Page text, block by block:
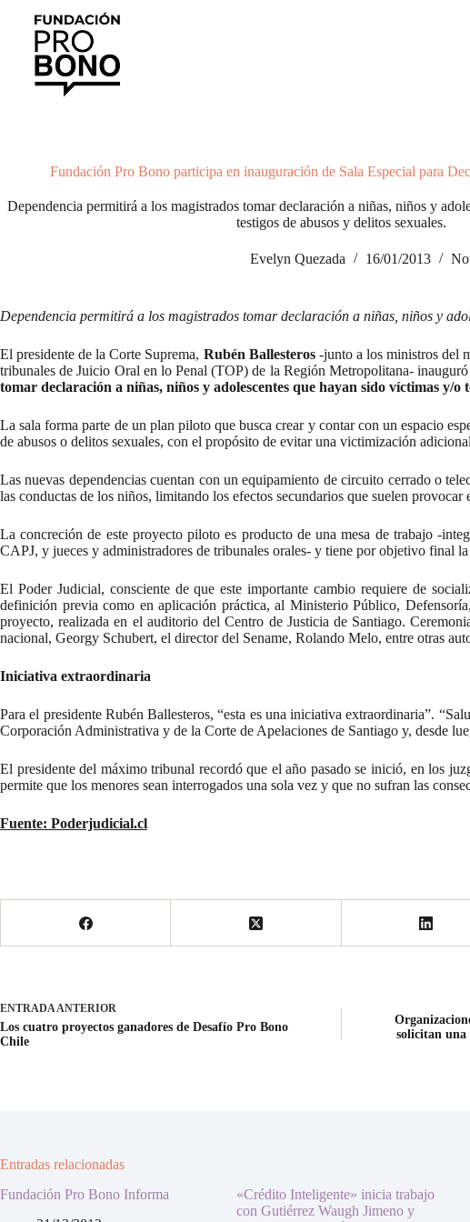
contenido
Fundación Pro Bono participa en inauguración de Sala Especial para
Dependencia permitirá a los magistrados tomar declaración a niñas, niños y
testigos de abusos y delitos sexuales.
Evelyn Quezada 16/01/2013
Dependencia permitirá a los magistrados tomar declaración a niñas, niños y
El presidente de la Corte Suprema, Rubén Ballesteros-junto a los ministros del
tribunales de Juicio Oral en lo Penal (TOP) de la Región Metropolitana-
tomar declaración a niñas, niños y adolescentes que hayan sido víctimas y/o
La sala forma parte de un plan piloto que busca crear y contar con un espacio
de abusos o delitos sexuales, con el propósito de evitar una victimización
Las nuevas dependencias cuentan con un equipamiento de circuito cerrado o
las conductas de los niños, limitando los efectos secundarios que suelen
La concreción de este proyecto piloto es producto de una mesa de trabajo -
CAPJ, y jueces y administradores de tribunales orales- y tiene por objetivo final
El Poder Judicial, consciente de que este importante cambio requiere de
definición previa como en aplicación práctica, al Ministerio Público,
proyecto, realizada en el auditorio del Centro de Justicia de Santiago.
nacional, Georgy Schubert, el director del Sename, Rolando Melo, entre otras
Iniciativa extraordinaria
Para el presidente Rubén Ballesteros, “esta es una iniciativa extraordinaria”.
Corporación Administrativa y de la Corte de Apelaciones de Santiago y, desde
El presidente del máximo tribunal recordó que el año pasado se inició, en los
permite que los menores sean interrogados una sola vez y que no sufran las
Fuente: Poderjudicial.cl
ENTRADAANTERIOR
Los cuatro proyectos ganadores de Desafío Pro Bono
Chile
solicitan una
Entradas relacionadas
Fundación Pro Bono Informa
«Crédito Inteligente» inicia trabajo
con Gutiérrez Waugh Jimeno y